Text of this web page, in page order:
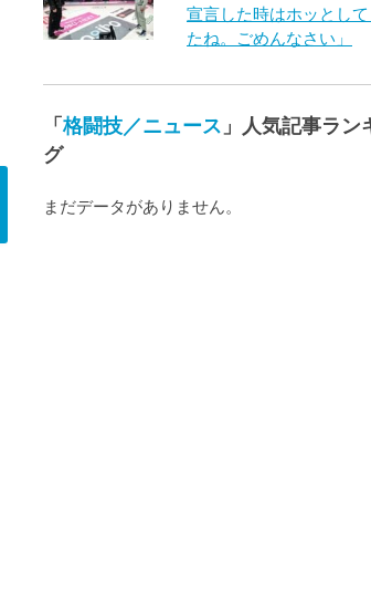
宣言した時はホッとして
たね。ごめんなさい」
「格闘技／ニュース 」人気記事ラン
グ
まだデータがありません。